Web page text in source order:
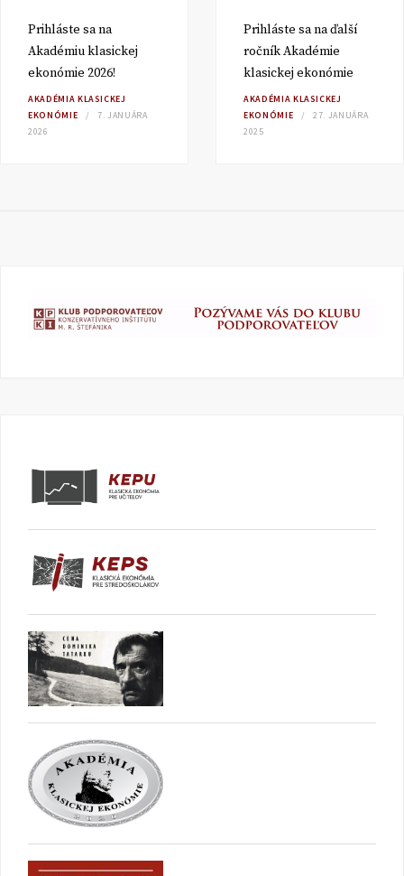
Prihláste sa na
Akadémiu klasickej
ekonómie 2026!
AKADÉMIA KLASICKEJ
EKONÓMIE
7. JANUÁRA
2026
Prihláste sa na ďalší
ročník Akadémie
klasickej ekonómie
AKADÉMIA KLASICKEJ
EKONÓMIE
27. JANUÁRA
2025